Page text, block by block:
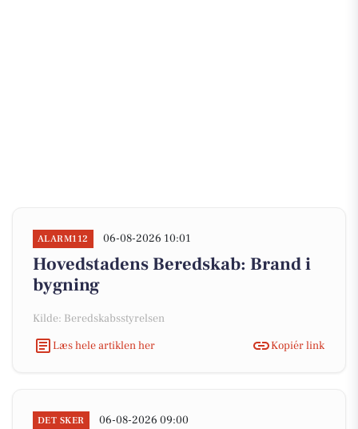
ALARM112 06-08-2026 10:01
Hovedstadens Beredskab: Brand i
bygning
Kilde: Beredskabsstyrelsen
Læs hele artiklen her
Kopiér link
DET SKER 06-08-2026 09:00